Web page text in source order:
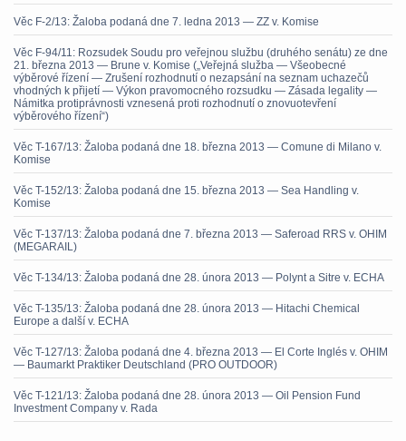
Věc F-2/13: Žaloba podaná dne 7. ledna 2013 — ZZ v. Komise
Věc F-94/11: Rozsudek Soudu pro veřejnou službu (druhého senátu) ze dne
21. března 2013 — Brune v. Komise („Veřejná služba — Všeobecné
výběrové řízení — Zrušení rozhodnutí o nezapsání na seznam uchazečů
vhodných k přijetí — Výkon pravomocného rozsudku — Zásada legality —
Námitka protiprávnosti vznesená proti rozhodnutí o znovuotevření
výběrového řízení“)
Věc T-167/13: Žaloba podaná dne 18. března 2013 — Comune di Milano v.
Komise
Věc T-152/13: Žaloba podaná dne 15. března 2013 — Sea Handling v.
Komise
Věc T-137/13: Žaloba podaná dne 7. března 2013 — Saferoad RRS v. OHIM
(MEGARAIL)
Věc T-134/13: Žaloba podaná dne 28. února 2013 — Polynt a Sitre v. ECHA
Věc T-135/13: Žaloba podaná dne 28. února 2013 — Hitachi Chemical
Europe a další v. ECHA
Věc T-127/13: Žaloba podaná dne 4. března 2013 — El Corte Inglés v. OHIM
— Baumarkt Praktiker Deutschland (PRO OUTDOOR)
Věc T-121/13: Žaloba podaná dne 28. února 2013 — Oil Pension Fund
Investment Company v. Rada